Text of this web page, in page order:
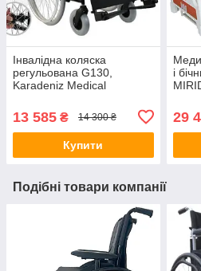
Інвалідна коляска
регульована G130,
Karadeniz Medical
13 585 ₴ 14 300 ₴
Купити
і
29
Подібні товари компанії